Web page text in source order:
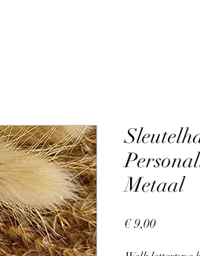
Metaal
€ 9,00Prijs